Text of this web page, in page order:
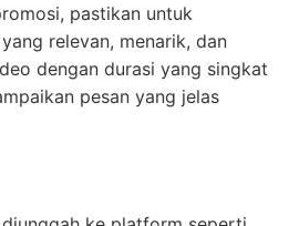
pastikan untuk
relevan, menarik, dan
dengan durasi yang singkat
pesan yang jelas